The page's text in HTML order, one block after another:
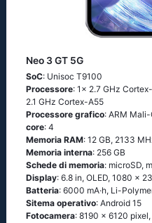
Neo 3 GT 5G
SoC: Unisoc T9100
Processore: 1x 2.7 GHz
2.1 GHz Cortex-A55
Processore grafico: ARM
core: 4
Memoria RAM: 12 GB, 2133
Memoria interna: 256 GB
Schede di memoria: microSD,
Display: 6.8 in, OLED, 1080 x
Batteria: 6000 mA·h, Li-
Sitema operativo: Android 15
Fotocamera: 8190 x 6120